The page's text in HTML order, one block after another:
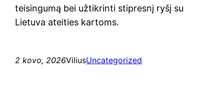
teisingumą bei užtikrinti stipresnį ryšį su
Lietuva ateities kartoms.
2 kovo, 2026ViliusUncategorized